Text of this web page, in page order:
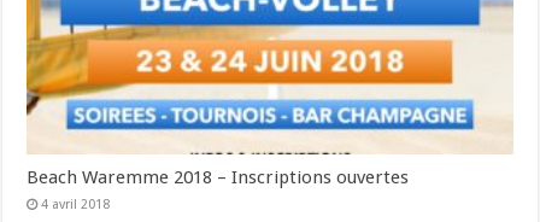
Beach Waremme 2018 – Inscriptions ouvertes
4 avril 2018